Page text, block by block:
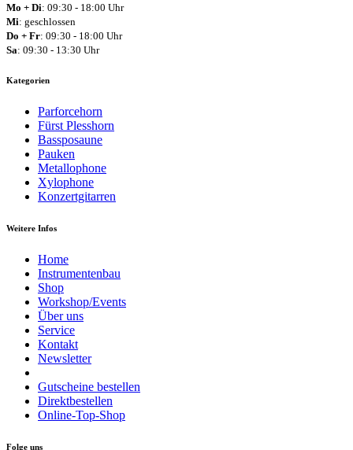
Mo + Di: 09:30 - 18:00 Uhr
Mi: geschlossen
Do + Fr: 09:30 - 18:00 Uhr
Sa: 09:30 - 13:30 Uhr
Kategorien
Parforcehorn
Fürst Plesshorn
Bassposaune
Pauken
Metallophone
Xylophone
Konzertgitarren
Weitere Infos
Home
Instrumentenbau
Shop
Workshop/Events
Über uns
Service
Kontakt
Newsletter
Gutscheine bestellen
Direktbestellen
Online-Top-Shop
Folge uns